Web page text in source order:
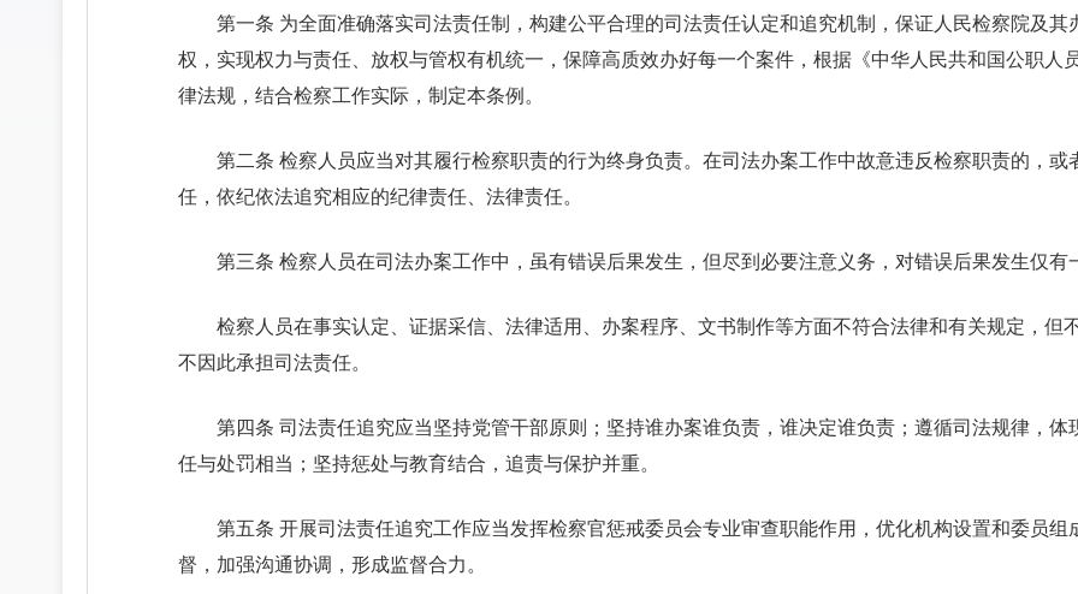
第一条 为全面准确落实司法责任制，构建公平合理的司法责任认定和追究机制，保证人民检察院及
权，实现权力与责任、放权与管权有机统一，保障高质效办好每一个案件，根据《中华人民共和国公职人
律法规，结合检察工作实际，制定本条例。
第二条 检察人员应当对其履行检察职责的行为终身负责。在司法办案工作中故意违反检察职责的，
任，依纪依法追究相应的纪律责任、法律责任。
第三条 检察人员在司法办案工作中，虽有错误后果发生，但尽到必要注意义务，对错误后果发生仅有
检察人员在事实认定、证据采信、法律适用、办案程序、文书制作等方面不符合法律和有关规定，但
不因此承担司法责任。
第四条 司法责任追究应当坚持党管干部原则；坚持谁办案谁负责，谁决定谁负责；遵循司法规律，
任与处罚相当；坚持惩处与教育结合，追责与保护并重。
第五条 开展司法责任追究工作应当发挥检察官惩戒委员会专业审查职能作用，优化机构设置和委员
督，加强沟通协调，形成监督合力。